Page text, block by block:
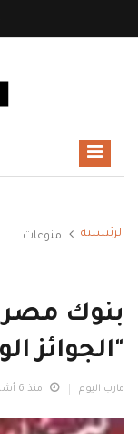
الرئيسية منوعات
بنوك
"الجوائز
مارب اليوم منذ 6 أشهر